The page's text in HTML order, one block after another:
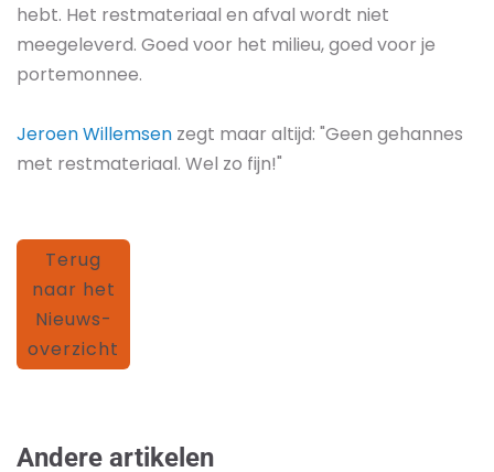
hebt. Het restmateriaal en afval wordt niet
meegeleverd. Goed voor het milieu, goed voor je
portemonnee.
Jeroen Willemsen zegt maar altijd: "Geen gehannes
met restmateriaal. Wel zo fijn!"
Terug
naar het
Nieuws-
overzicht
Andere artikelen